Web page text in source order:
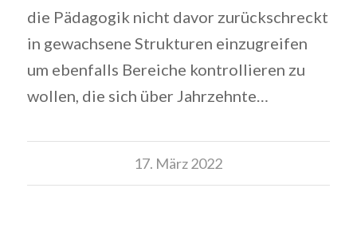
die Pädagogik nicht davor zurückschreckt
in gewachsene Strukturen einzugreifen
um ebenfalls Bereiche kontrollieren zu
wollen, die sich über Jahrzehnte…
17. März 2022